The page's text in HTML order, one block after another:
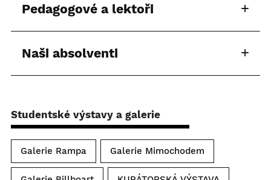
Pedagogové a lektoři
Naši absolventi
Studentské výstavy a galerie
Galerie Rampa Galerie Mimochodem